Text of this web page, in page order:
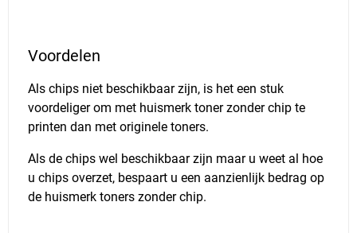
Voordelen
Als chips niet beschikbaar zijn, is het een stuk
voordeliger om met huismerk toner zonder chip te
printen dan met originele toners.
Als de chips wel beschikbaar zijn maar u weet al hoe
u chips overzet, bespaart u een aanzienlijk bedrag op
de huismerk toners zonder chip.